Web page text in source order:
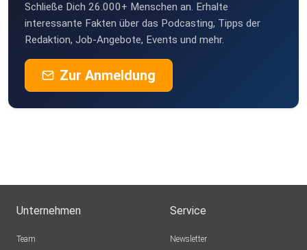
Schließe Dich 26.000+ Menschen an. Erhalte
interessante Fakten über das Podcasting, Tipps der
Redaktion, Job-Angebote, Events und mehr.
Zur Anmeldung
Unternehmen
Team
Service
Newsletter